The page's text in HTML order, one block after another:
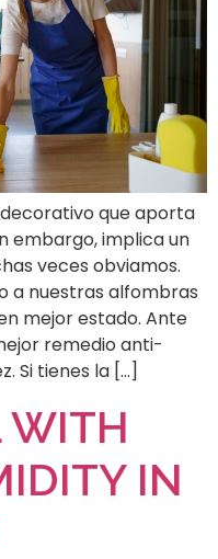
que aporta
embargo, implica un
veces obviamos.
a nuestras alfombras
mejor estado. Ante
remedio anti-
Si tienes la […]
WITH
IN